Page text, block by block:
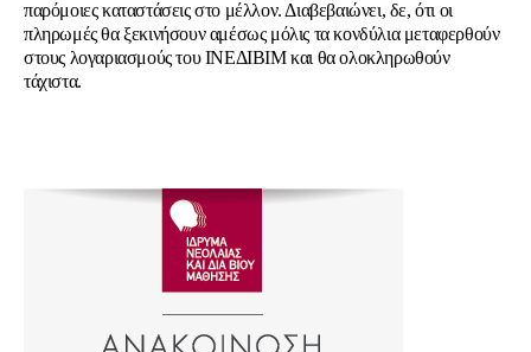
παρόμοιες καταστάσεις στο μέλλον. Διαβεβαιώνει, δε, ότι οι
πληρωμές θα ξεκινήσουν αμέσως μόλις τα κονδύλια μεταφερθούν
στους λογαριασμούς του ΙΝΕΔΙΒΙΜ και θα ολοκληρωθούν
τάχιστα.